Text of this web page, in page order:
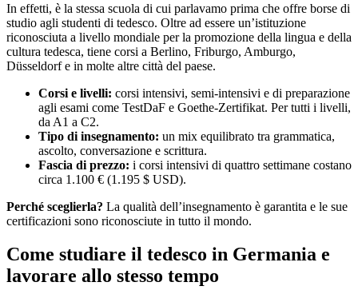
In effetti, è la stessa scuola di cui parlavamo prima che offre borse di
studio agli studenti di tedesco. Oltre ad essere un’istituzione
riconosciuta a livello mondiale per la promozione della lingua e della
cultura tedesca, tiene corsi a Berlino, Friburgo, Amburgo,
Düsseldorf e in molte altre città del paese.
Corsi e livelli: corsi intensivi, semi-intensivi e di preparazione
agli esami come TestDaF e Goethe-Zertifikat. Per tutti i livelli,
da A1 a C2.
Tipo di insegnamento: un mix equilibrato tra grammatica,
ascolto, conversazione e scrittura.
Fascia di prezzo: i corsi intensivi di quattro settimane costano
circa 1.100 € (1.195 $ USD).
Perché sceglierla? La qualità dell’insegnamento è garantita e le sue
certificazioni sono riconosciute in tutto il mondo.
Come studiare il tedesco in Germania e
lavorare allo stesso tempo